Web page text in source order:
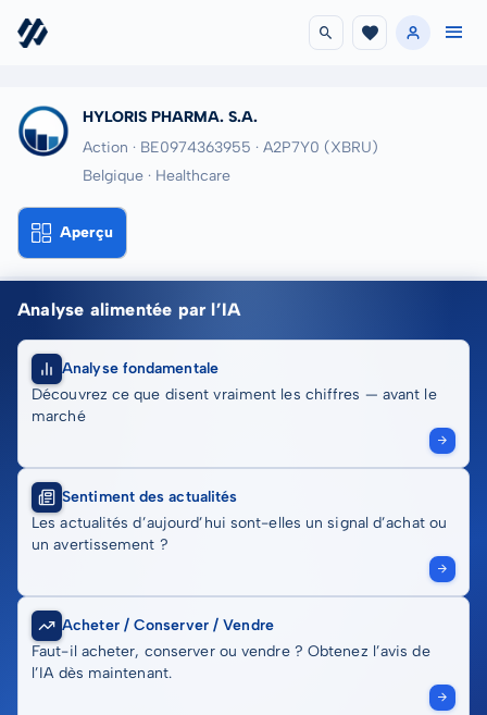
HYLORIS PHARMA. S.A.
Action · BE0974363955 · A2P7Y0 (XBRU)
Belgique · Healthcare
Aperçu
Analyse alimentée par l’IA
Analyse fondamentale
Découvrez ce que disent vraiment les chiffres — avant le
marché
Sentiment des actualités
Les actualités d’aujourd’hui sont-elles un signal d’achat ou
un avertissement ?
Acheter / Conserver / Vendre
Faut-il acheter, conserver ou vendre ? Obtenez l’avis de
l’IA dès maintenant.